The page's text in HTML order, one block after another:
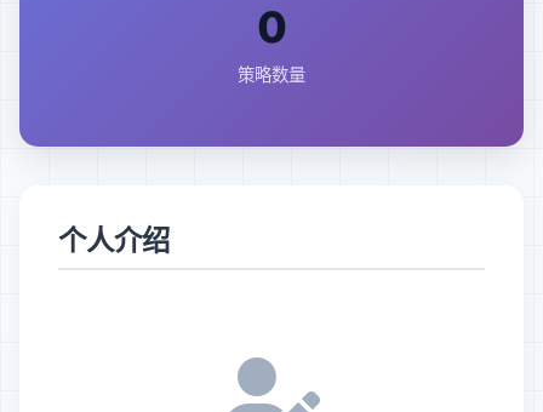
0
策略数量
个人介绍